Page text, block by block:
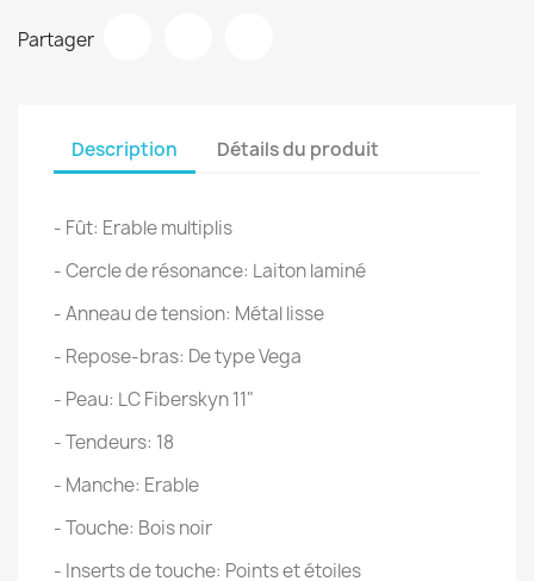
Partager
Description Détails du produit
- Fût: Erable multiplis
- Cercle de résonance: Laiton laminé
- Anneau de tension: Métal lisse
- Repose-bras: De type Vega
- Peau: LC Fiberskyn 11"
- Tendeurs: 18
- Manche: Erable
- Touche: Bois noir
- Inserts de touche: Points et étoiles